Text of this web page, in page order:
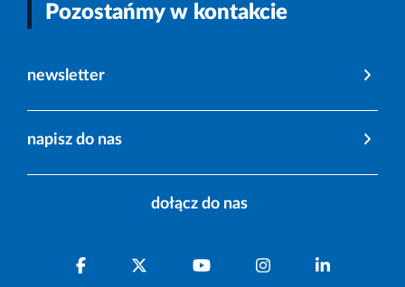
Pozostańmy w kontakcie
newsletter
napisz do nas
dołącz do nas